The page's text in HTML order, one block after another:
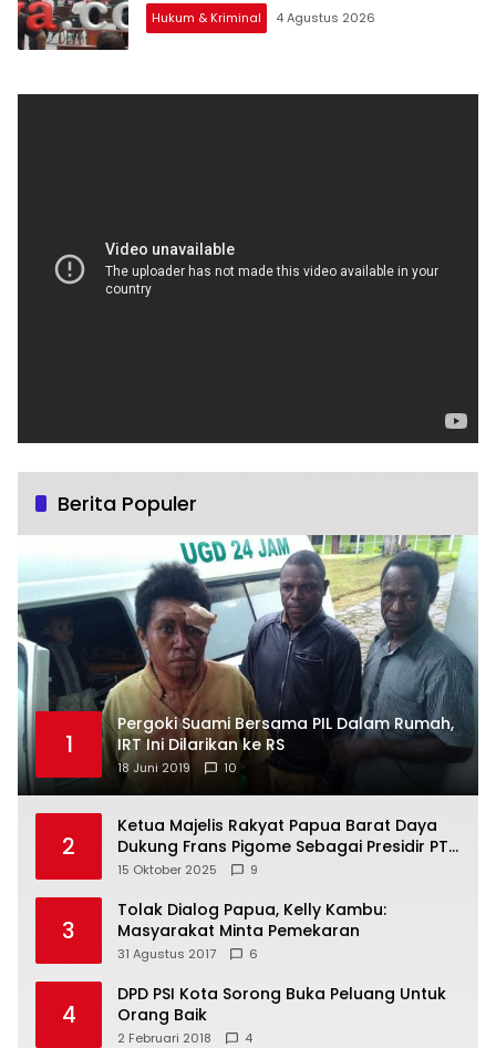
Hukum & Kriminal 4 Agustus 2026
Berita Populer
1
Pergoki Suami Bersama PIL Dalam Rumah,
IRT Ini Dilarikan ke RS
18 Juni 2019 10
2
Ketua Majelis Rakyat Papua Barat Daya
Dukung Frans Pigome Sebagai Presidir PT
Freeport Indonesia
15 Oktober 2025 9
3
Tolak Dialog Papua, Kelly Kambu:
Masyarakat Minta Pemekaran
31 Agustus 2017 6
4
DPD PSI Kota Sorong Buka Peluang Untuk
Orang Baik
2 Februari 2018 4